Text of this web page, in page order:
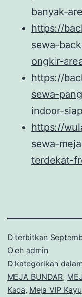
banyak-
https://
sewa-
ongkir-
https://
sewa-
indoor-
https://
sewa-
terdekat-
Diterbitkan
Oleh admin
Dikategorikan dalam
MEJA BUNDAR,
Kaca, Meja VIP Kayu